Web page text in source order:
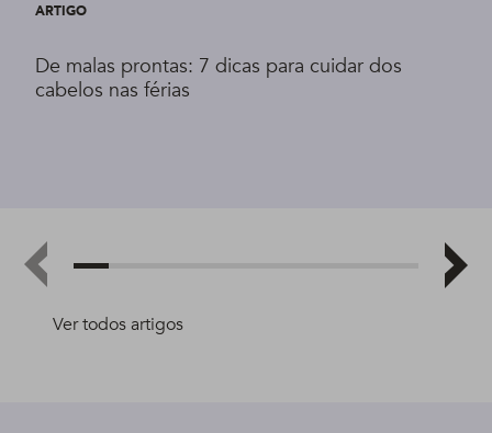
Ver todos artigos
ARTIGO
De malas prontas: 7 dicas para cuidar dos
cabelos nas férias